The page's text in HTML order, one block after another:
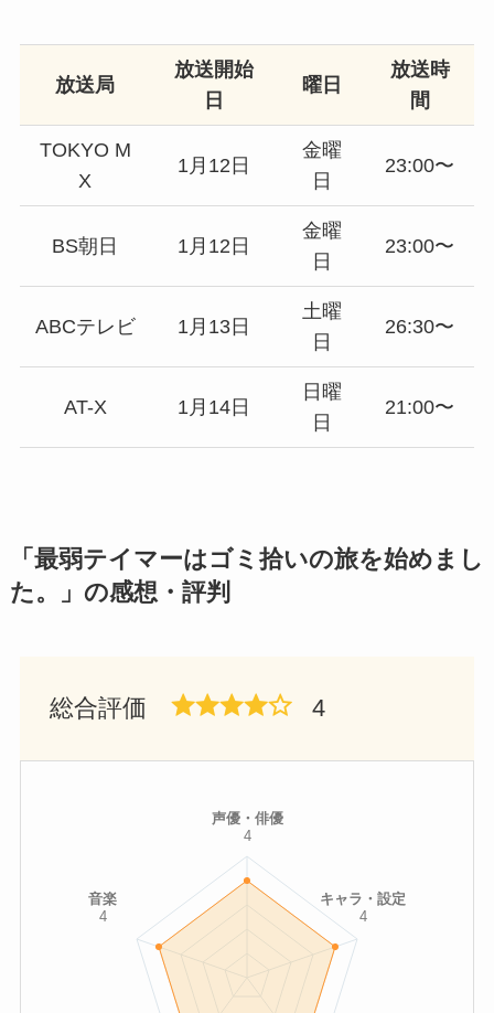
放送局
放送開始
日
曜日
放送時
間
TOKYO M
X
1月12日
金曜
日
23:00〜
BS朝日 1月12日
金曜
日
23:00〜
ABCテレビ 1月13日
土曜
日
26:30〜
AT-X 1月14日
日曜
日
21:00〜
「最弱テイマーはゴミ拾いの旅を始めまし
た。」の感想・評判
総合評価 4
声優・俳優
4
音楽
4
キャラ・設定
4